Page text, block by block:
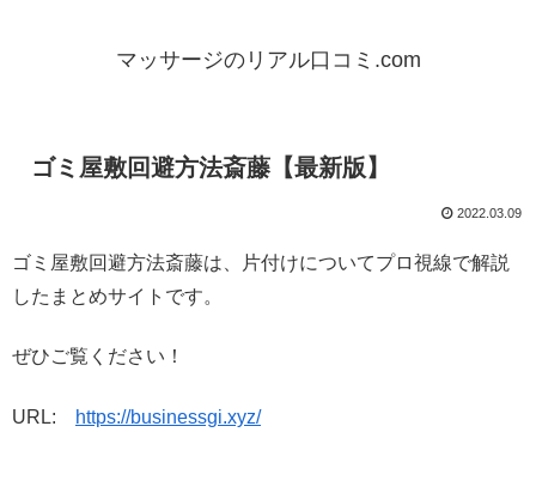
マッサージのリアル口コミ.com
ゴミ屋敷回避方法斎藤【最新版】
2022.03.09
ゴミ屋敷回避方法斎藤は、片付けについてプロ視線で解説
したまとめサイトです。
ぜひご覧ください！
URL: https://businessgi.xyz/